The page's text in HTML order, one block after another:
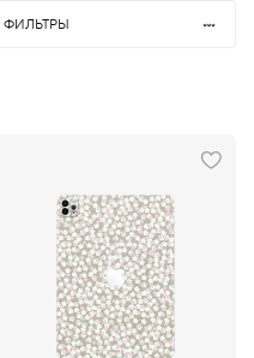
ФИЛЬТРЫ